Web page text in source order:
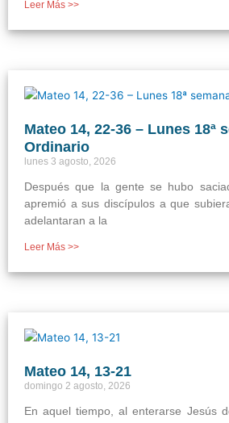
Leer Más >>
Mateo 14, 22-36 – Lunes 18ª
Ordinario
lunes 3 agosto, 2026
Después que la gente se hubo
apremió a sus discípulos a que
adelantaran a la
Leer Más >>
Mateo 14, 13-21
domingo 2 agosto, 2026
En aquel tiempo, al enterarse Jesús